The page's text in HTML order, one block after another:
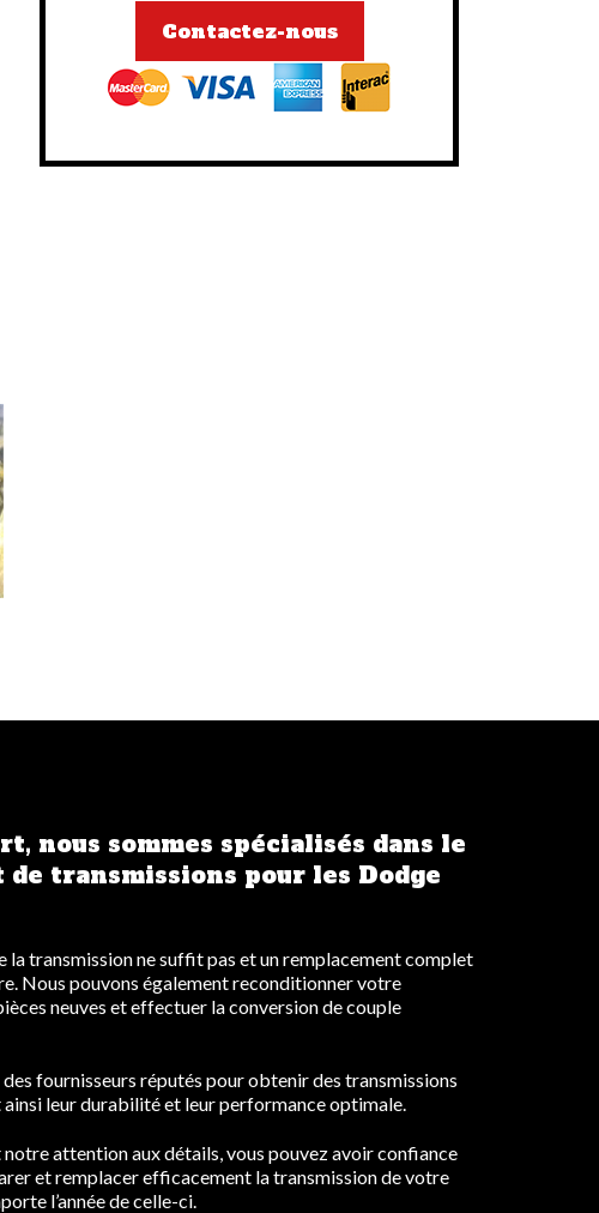
Contactez-nous
nous sommes spécialisés dans le
transmissions pour les Dodge
la transmission ne suffit pas et un remplacement complet
Nous pouvons également reconditionner votre
neuves et effectuer la conversion de couple
fournisseurs réputés pour obtenir des transmissions
leur durabilité et leur performance optimale.
attention aux détails, vous pouvez avoir confiance
et remplacer efficacement la transmission de votre
l’année de celle-ci.